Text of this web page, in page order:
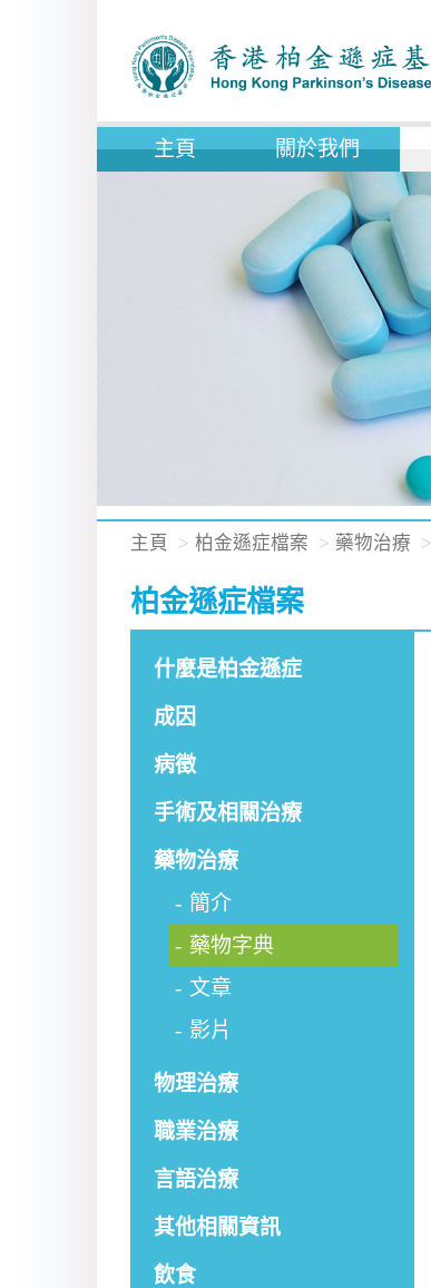
主頁 關於我們
主頁 柏金遜症檔案 藥物治療
柏金遜症檔案
什麼是柏金遜症
成因
病徵
手術及相關治療
藥物治療
簡介
藥物字典
文章
影片
物理治療
職業治療
言語治療
其他相關資訊
飲食